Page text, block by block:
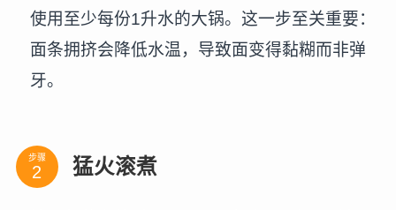
使用至少每份1升水的大锅。这一步至关重要：
面条拥挤会降低水温，导致面变得黏糊而非弹
牙。
步骤 猛火滚煮